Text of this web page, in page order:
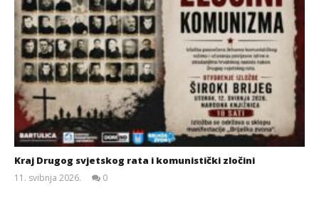
Kraj Drugog svjetskog rata i komunistički zločini
11. svibnja 2026.
0